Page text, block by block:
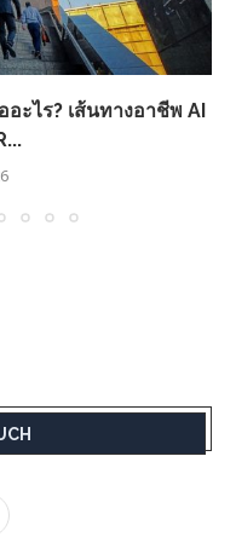
อะไร? เส้นทางอาชีพ AI